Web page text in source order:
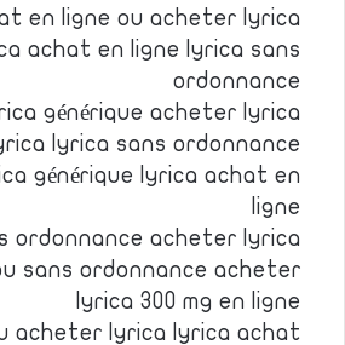
en ligne ou acheter lyrica
achat en ligne lyrica sans
ordonnance
générique acheter lyrica
lyrica sans ordonnance
générique lyrica achat en
ligne
ordonnance acheter lyrica
sans ordonnance acheter
lyrica 300 mg en ligne
acheter lyrica lyrica achat